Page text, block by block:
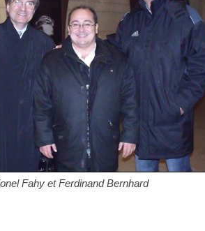
Fahy et Ferdinand Bernhard